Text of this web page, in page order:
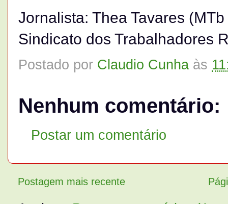
Jornalista: Thea Tavares
Sindicato dos Trabalhadores
Postado por Claudio Cunha às
Nenhum comentário:
Postar um comentário
Postagem mais recente